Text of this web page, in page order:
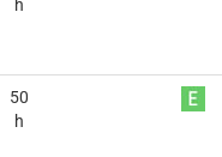
h
50
h